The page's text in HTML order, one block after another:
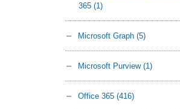
365 (1)
Microsoft Graph (5)
Microsoft Purview (1)
Office 365 (416)